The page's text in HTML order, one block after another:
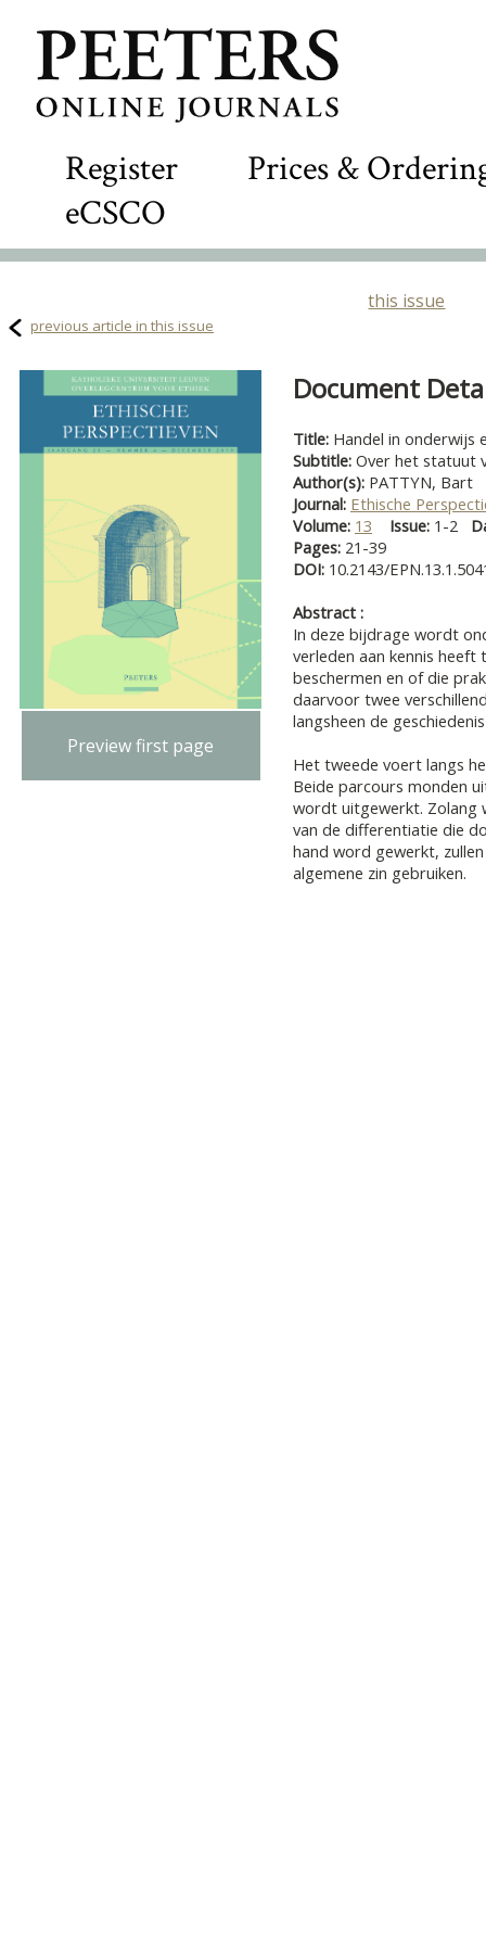
Register
Prices &
eCSCO
this issue
previous article in this issue
Preview first page
Document
Title: Handel in onderwijs
Subtitle: Over het statuut
Author(s): PATTYN, Bart
Journal: Ethische
Volume: 13 Issue: 1-2
Pages: 21-39
DOI: 10.2143/
Abstract :
In deze bijdrage wordt
verleden aan kennis
beschermen en of die
daarvoor twee
langsheen de geschiedenis
Het tweede voert langs
Beide parcours monden
wordt uitgewerkt. Zolang
van de differentiatie die
hand word gewerkt, zullen
algemene zin gebruiken.